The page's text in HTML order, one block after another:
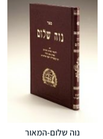
נוה שלום-המאור